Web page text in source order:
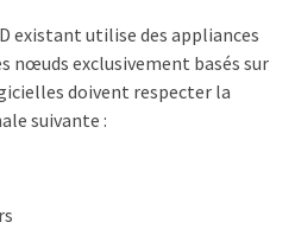
existant utilise des appliances
nœuds exclusivement basés sur
doivent respecter la
suivante :